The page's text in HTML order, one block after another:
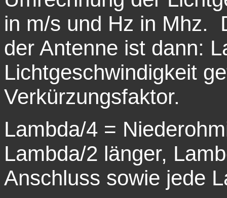
in m/s und Hz in Mhz.
der Antenne ist dann:
Lichtgeschwindigkeit
Verkürzungsfaktor.
Lambda/4 =
Lambda/2 länger,
Anschluss sowie jede